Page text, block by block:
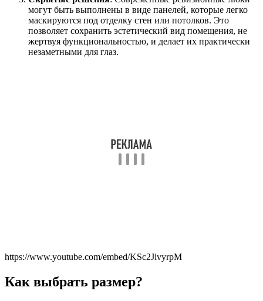
могут быть выполнены в виде панелей, которые легко
маскируются под отделку стен или потолков. Это
позволяет сохранить эстетический вид помещения, не
жертвуя функциональностью, и делает их практически
незаметными для глаз.
https://www.youtube.com/embed/KSc2JivyrpM
Как выбрать размер?